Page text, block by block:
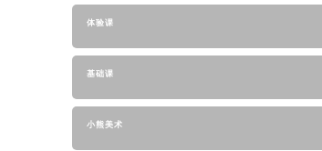
体验课
基础课
小熊美术